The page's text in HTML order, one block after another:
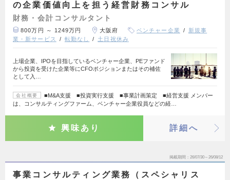
の企業価値向上を担う経営財務コンサル
財務・会計コンサルタント
800万円 ～ 1249万円 大阪府 ベンチャー企業
新規事
業・新サービス
転勤なし 土日祝休み
上場企業、IPOを目指しているベンチャー企業、PEファンド
から投資を受けた企業等にCFOポジションまたはその補佐
として入…
会社概要
■M&A支援 ■投資実行支援 ■事業計画策定 ■経営支援 メンバー
は、コンサルティングファーム、ベンチャー企業役員などの経…
興味あり 詳細へ
掲載期間 26/07/30～26/08/12
事業コンサルティング業務（スペシャリス